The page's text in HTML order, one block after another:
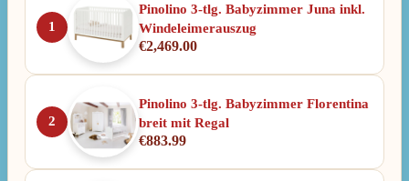
1
Pinolino 3-tlg. Babyzimmer Juna inkl.
Windeleimerauszug
€2,469.00
2
Pinolino 3-tlg. Babyzimmer Florentina
breit mit Regal
€883.99